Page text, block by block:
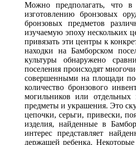
Можно предполагать, что в
изготовлению бронзовых
бронзовых предметов
изучаемую эпоху нескольких
привязать эти центры к
находки на Бамборском
культуры обнаружено
поселения происходят
совершенными на площади
количество бронзового
могильников или отдельных
предметы и украшения. Это
цепочки, серьги, привески,
изделия, найденные в
интерес представляет
держащей ребенка.